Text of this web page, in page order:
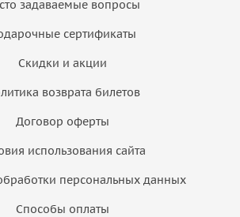
задаваемые вопросы
сертификаты
Скидки и акции
возврата билетов
Договор оферты
использования сайта
персональных данных
Способы оплаты